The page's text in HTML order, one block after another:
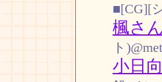
■[CG][
楓さ
ト
小日